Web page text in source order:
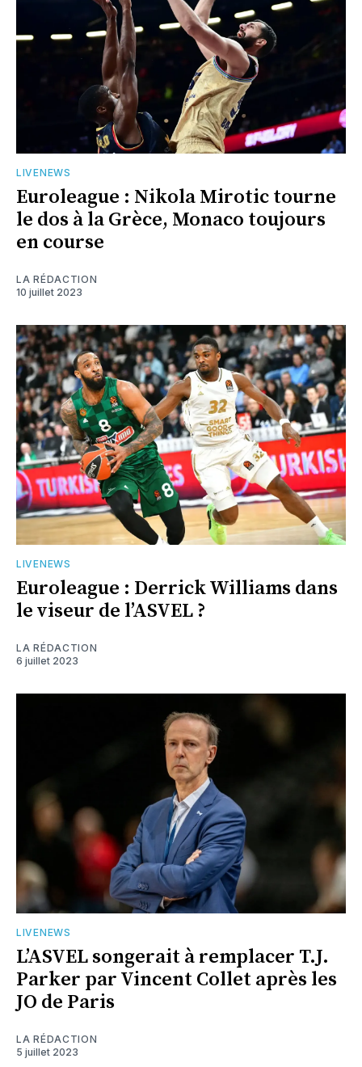
LIVENEWS
Euroleague : Nikola Mirotic tourne
le dos à la Grèce, Monaco toujours
en course
LA RÉDACTION
10 juillet 2023
LIVENEWS
Euroleague : Derrick Williams dans
le viseur de l’ASVEL ?
LA RÉDACTION
6 juillet 2023
LIVENEWS
L’ASVEL songerait à remplacer T.J.
Parker par Vincent Collet après les
JO de Paris
LA RÉDACTION
5 juillet 2023